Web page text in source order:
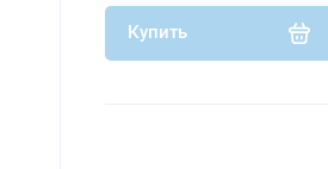
Купить